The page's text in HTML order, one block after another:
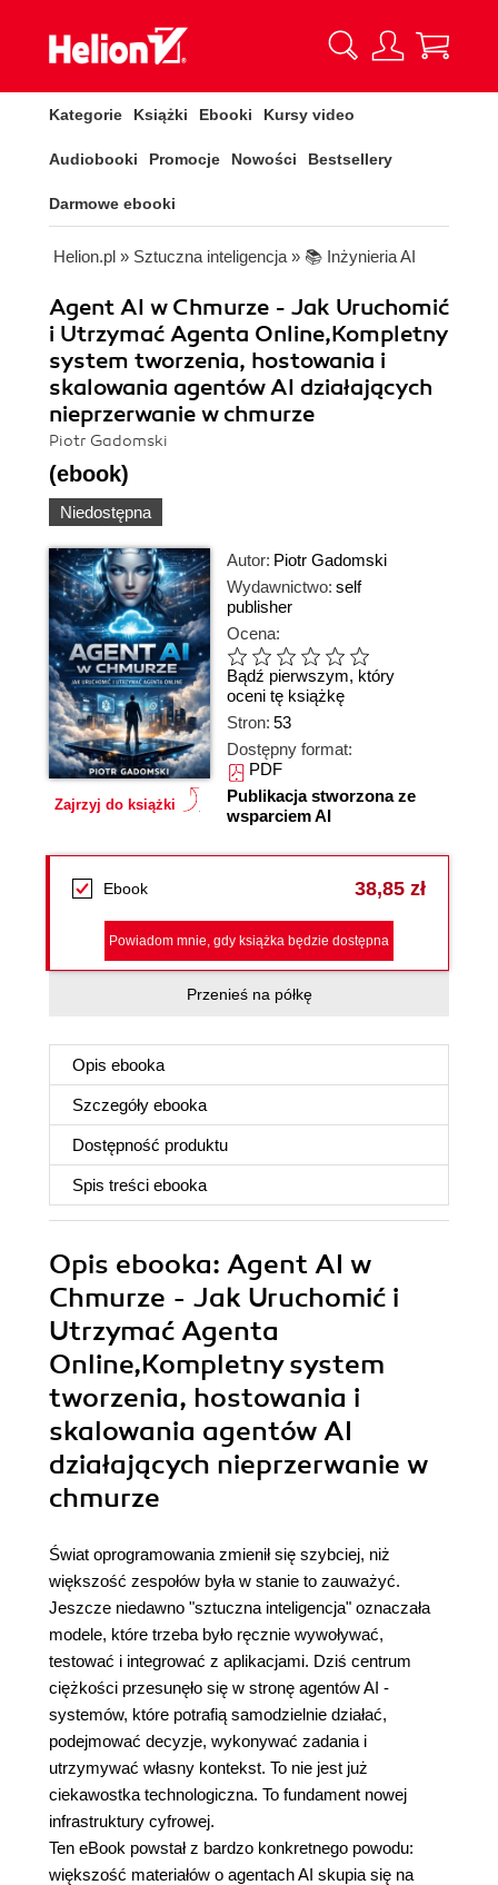
Kategorie Książki Ebooki Kursy video
Audiobooki Promocje Nowości Bestsellery
Darmowe ebooki
Helion.pl » Sztuczna inteligencja » 📚 Inżynieria AI
Agent AI w Chmurze - Jak Uruchomić
i Utrzymać Agenta Online,Kompletny
system tworzenia, hostowania i
skalowania agentów AI działających
nieprzerwanie w chmurze
Piotr Gadomski
(ebook)
Niedostępna
Zajrzyj do książki
Autor: Piotr Gadomski
Wydawnictwo: self
publisher
Ocena:
Bądź pierwszym, który
oceni tę książkę
Stron: 53
Dostępny format:
PDF
Publikacja stworzona ze
wsparciem AI
Ebook 38,85 zł
Powiadom mnie, gdy książka będzie dostępna
Przenieś na półkę
Opis ebooka
Szczegóły ebooka
Dostępność produktu
Spis treści ebooka
Opis ebooka: Agent AI w
Chmurze - Jak Uruchomić i
Utrzymać Agenta
Online,Kompletny system
tworzenia, hostowania i
skalowania agentów AI
działających nieprzerwanie w
chmurze
Świat oprogramowania zmienił się szybciej, niż
większość zespołów była w stanie to zauważyć.
Jeszcze niedawno "sztuczna inteligencja" oznaczała
modele, które trzeba było ręcznie wywoływać,
testować i integrować z aplikacjami. Dziś centrum
ciężkości przesunęło się w stronę agentów AI -
systemów, które potrafią samodzielnie działać,
podejmować decyzje, wykonywać zadania i
utrzymywać własny kontekst. To nie jest już
ciekawostka technologiczna. To fundament nowej
infrastruktury cyfrowej.
Ten eBook powstał z bardzo konkretnego powodu:
większość materiałów o agentach AI skupia się na